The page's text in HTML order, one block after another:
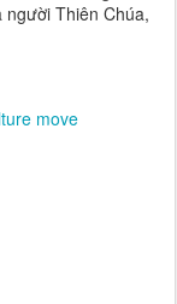
Thiên Chúa,
move